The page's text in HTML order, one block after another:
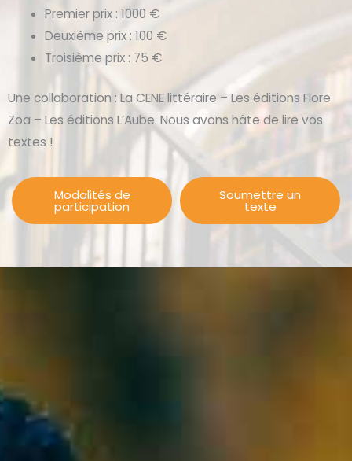
Premier prix : 1000 €
Deuxième prix : 100 €
Troisième prix : 75 €
Une collaboration : La CENE littéraire – Les éditions Flore
Zoa – Les éditions L’Aube. Nous avons hâte de lire vos
textes !
Modalités de
participation
Soumettre un
texte